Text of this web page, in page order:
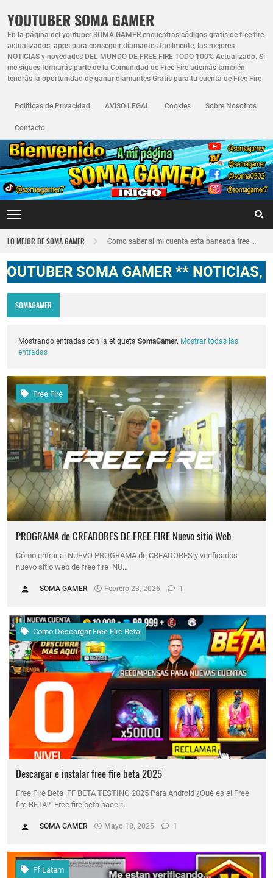
YOUTUBER SOMA GAMER
En la página del youtuber SOMA GAMER encuentras códigos gratis de free fire
actualizados, apps para conseguir diamantes facilmente, las mejores
NOTICIAS y novedades DEL MUNDO DE FREE FIRE TODO 100% Actualizado. Si
me sigues formarás parte de la Comunidad de Free Fire además también
tendrás la oportunidad de ganar diamantes Gratis para tu cuenta de Free Fire
Políticas de Privacidad AVISO LEGAL Cookies Sobre Nosotros
Contacto
LO MEJOR DE SOMA GAMER
Nuevo recuperador de cuentas de Free Fire actualizado 2026
Como saber si mi cuenta esta baneada free fire
FREE FIRE JORNAL FECHA CUENTA CREADA EN FREE FIRE
cuando fue mi ultima conexion en free fire 2025
Cómo poner Espacio en blanco invisible en free fire 2025 solo copiar y pegar
Cómo reclamar los diamantes gratis del servidor avanzado por reportar errores
SOMA GAMER ** NOTICIAS,
SOMAGAMER
Mostrando entradas con la etiqueta SomaGamer. Mostrar todas las
entradas
Free Fire
PROGRAMA de CREADORES DE FREE FIRE Nuevo sitio Web
Cómo entrar al NUEVO PROGRAMA de CREADORES y verificados
nuevo sitio web de free fire NU…
SOMA GAMER Febrero 23, 2026 1
Como Descargar Free Fire Beta
Descargar e instalar free fire beta 2025
Free Fire Beta FF BETA TESTING 2025 Para Android ¿Qué es el Free
fire BETA? Free fire beta hace r…
SOMA GAMER Mayo 18, 2025 1
Ff Latam